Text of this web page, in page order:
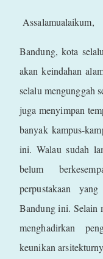
Assalamualaikum,
Bandung, kota
akan keindahan
selalu mengunggah
juga menyimpan
banyak kampus-
ini. Walau sudah
belum
perpustakaan
Bandung ini. Selain
menghadirkan
keunikan